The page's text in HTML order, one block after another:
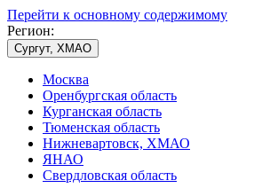
Перейти к основному содержимому
Регион:
Сургут, ХМАО
Москва
Оренбургская область
Курганская область
Тюменская область
Нижневартовск, ХМАО
ЯНАО
Свердловская область